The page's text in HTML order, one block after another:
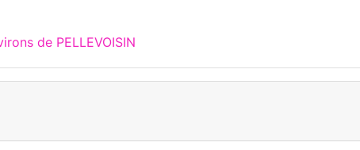
de PELLEVOISIN